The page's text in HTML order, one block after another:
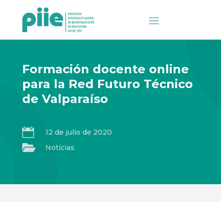
Formación docente online
para la Red Futuro Técnico
de Valparaíso
 12 de julio de 2020
 Noticias